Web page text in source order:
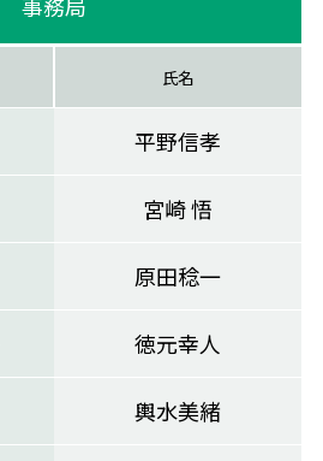
氏名
平野信孝
宮崎 悟
原田稔一
徳元幸人
輿水美緒